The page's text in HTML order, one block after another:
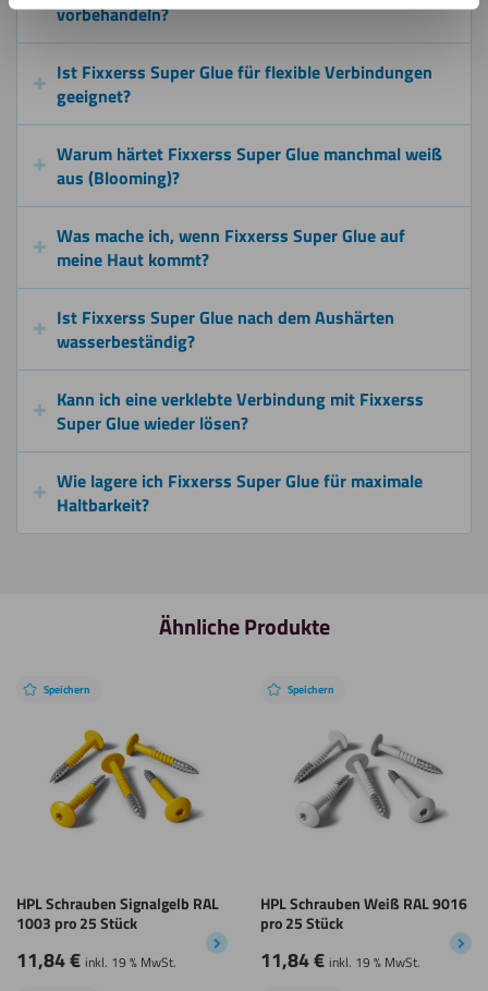
vorbehandeln?
Ist Fixxerss Super Glue für flexible Verbindungen
geeignet?
Warum härtet Fixxerss Super Glue manchmal weiß
aus (Blooming)?
Was mache ich, wenn Fixxerss Super Glue auf
meine Haut kommt?
Ist Fixxerss Super Glue nach dem Aushärten
wasserbeständig?
Kann ich eine verklebte Verbindung mit Fixxerss
Super Glue wieder lösen?
Wie lagere ich Fixxerss Super Glue für maximale
Haltbarkeit?
Ähnliche Produkte
Speichern
HPL Schrauben Signalgelb RAL
1003 pro 25 Stück
11,84€ inkl. 19 % MwSt.
Speichern
HPL Schrauben Weiß RAL 9016
pro 25 Stück
11,84€ inkl. 19 % MwSt.